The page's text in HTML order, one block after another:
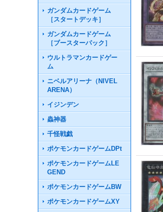
ガンダムカードゲーム
［スタートデッキ］
ガンダムカードゲーム
［ブースターパック］
ウルトラマンカードゲー
ム
ニベルアリーナ（NIVEL
ARENA）
イジンデン
蟲神器
千怪戦戯
ポケモンカードゲームDPt
ポケモンカードゲームLE
GEND
ポケモンカードゲームBW
ポケモンカードゲームXY